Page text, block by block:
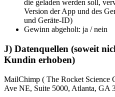
die geladen werden soll,
Version der App und des
und Geräte-ID)
Gewinn abgeholt: ja / nein
J) Datenquellen (soweit
Kundin erhoben)
MailChimp ( The Rocket Science
Ave NE, Suite 5000, Atlanta, GA